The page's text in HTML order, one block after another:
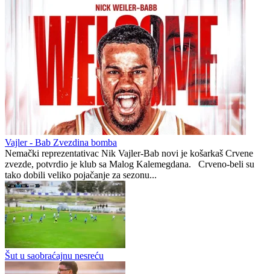
Dominantni,a poraženi
Rahimić vjeruje u prolaz
Administrator DC
0 0